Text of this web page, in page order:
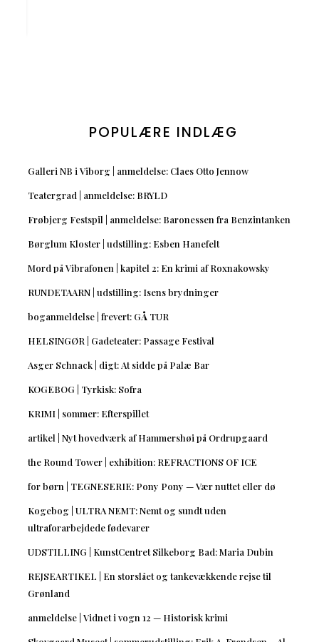
POPULÆRE INDLÆG
Galleri NB i Viborg | anmeldelse: Claes Otto Jennow
Teatergrad | anmeldelse: BRYLD
Frøbjerg Festspil | anmeldelse: Baronessen fra Benzintanken
Børglum Kloster | udstilling: Esben Hanefelt
Mord på Vibrafonen | kapitel 2: En krimi af Roxnakowsky
RUNDETAARN | udstilling: Isens brydninger
boganmeldelse | frevert: GÅ TUR
HELSINGØR | Gadeteater: Passage Festival
Asger Schnack | digt: At sidde på Palæ Bar
KOGEBOG | Tyrkisk: Sofra
KRIMI | sommer: Efterspillet
artikel | Nyt hovedværk af Hammershøi på Ordrupgaard
the Round Tower | exhibition: REFRACTIONS OF ICE
for børn | TEGNESERIE: Pony Pony — Vær nuttet eller dø
Kogebog | ULTRA NEMT: Nemt og sundt uden
ultraforarbejdede fødevarer
UDSTILLING | KunstCentret Silkeborg Bad: Maria Dubin
REJSEARTIKEL | En storslået og tankevækkende rejse til
Grønland
anmeldelse | Vidnet i vogn 12 — Historisk krimi